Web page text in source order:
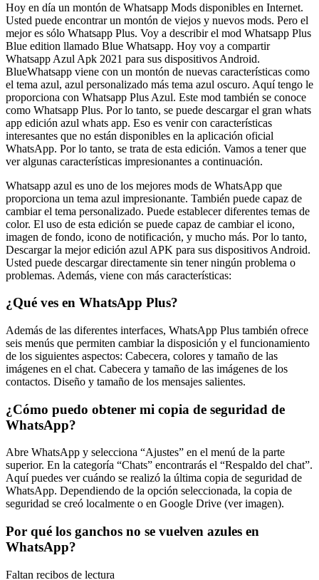
Hoy en día un montón de Whatsapp Mods disponibles en Internet.
Usted puede encontrar un montón de viejos y nuevos mods. Pero el
mejor es sólo Whatsapp Plus. Voy a describir el mod Whatsapp Plus
Blue edition llamado Blue Whatsapp. Hoy voy a compartir
Whatsapp Azul Apk 2021 para sus dispositivos Android.
BlueWhatsapp viene con un montón de nuevas características como
el tema azul, azul personalizado más tema azul oscuro. Aquí tengo le
proporciona con Whatsapp Plus Azul. Este mod también se conoce
como Whatsapp Plus. Por lo tanto, se puede descargar el gran whats
app edición azul whats app. Eso es venir con características
interesantes que no están disponibles en la aplicación oficial
WhatsApp. Por lo tanto, se trata de esta edición. Vamos a tener que
ver algunas características impresionantes a continuación.
Whatsapp azul es uno de los mejores mods de WhatsApp que
proporciona un tema azul impresionante. También puede capaz de
cambiar el tema personalizado. Puede establecer diferentes temas de
color. El uso de esta edición se puede capaz de cambiar el icono,
imagen de fondo, icono de notificación, y mucho más. Por lo tanto,
Descargar la mejor edición azul APK para sus dispositivos Android.
Usted puede descargar directamente sin tener ningún problema o
problemas. Además, viene con más características:
¿Qué ves en WhatsApp Plus?
Además de las diferentes interfaces, WhatsApp Plus también ofrece
seis menús que permiten cambiar la disposición y el funcionamiento
de los siguientes aspectos: Cabecera, colores y tamaño de las
imágenes en el chat. Cabecera y tamaño de las imágenes de los
contactos. Diseño y tamaño de los mensajes salientes.
¿Cómo puedo obtener mi copia de seguridad de
WhatsApp?
Abre WhatsApp y selecciona “Ajustes” en el menú de la parte
superior. En la categoría “Chats” encontrarás el “Respaldo del chat”.
Aquí puedes ver cuándo se realizó la última copia de seguridad de
WhatsApp. Dependiendo de la opción seleccionada, la copia de
seguridad se creó localmente o en Google Drive (ver imagen).
Por qué los ganchos no se vuelven azules en
WhatsApp?
Faltan recibos de lectura